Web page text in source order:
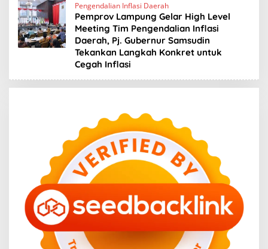
Pengendalian Inflasi Daerah
Pemprov Lampung Gelar High Level
Meeting Tim Pengendalian Inflasi
Daerah, Pj. Gubernur Samsudin
Tekankan Langkah Konkret untuk
Cegah Inflasi